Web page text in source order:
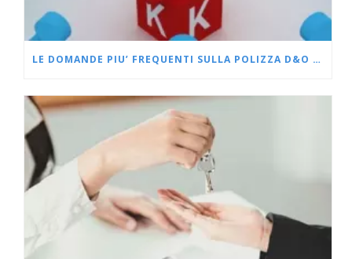
LE DOMANDE PIU’ FREQUENTI SULLA POLIZZA D&O PER L’IMPRENDITORE E L’AZIENDA